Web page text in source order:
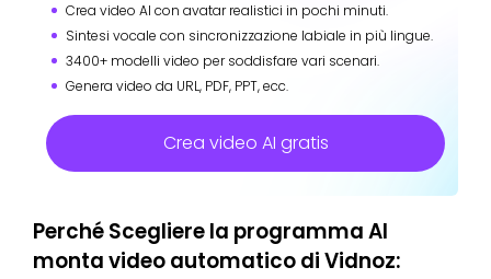
Crea video AI con avatar realistici in pochi minuti.
Sintesi vocale con sincronizzazione labiale in più lingue.
3400+ modelli video per soddisfare vari scenari.
Genera video da URL, PDF, PPT, ecc.
Crea video AI gratis
Perché Scegliere la programma AI
monta video automatico di Vidnoz: